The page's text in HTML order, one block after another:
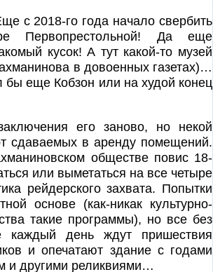
с 2018-го года начало свербить
Первопрестольной! Да еще
кусок! А тут какой-то музей
в довоенных газетах)…
еще Кобзон или на худой конец
его заново, но некой
сдаваемых в аренду помещений.
обществе повис 18-
или выметаться на все четыре
рейдерского захвата. Попытки
основе (как-никак культурно-
такие программы), но все без
день ждут пришествия
и опечатают здание с годами
и другими реликвиями…